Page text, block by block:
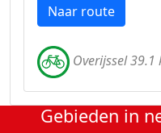
Naar route
Overijssel 39.1
Gebieden in